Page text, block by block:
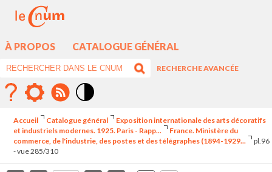
À PROPOS CATALOGUE GÉNÉRAL
RECHERCHE AVANCÉE
élévé
Accueil Catalogue général
Exposition internationale des arts décoratifs
et industriels modernes. 1925. Paris - Rapp...
France. Ministère du
commerce, de l'industrie, des postes et des télégraphes (1894-1929...
pl.96
- vue 285/310